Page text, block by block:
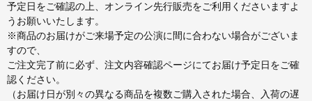
予定日をご確認の上、オンライン先行販売をご利用くださいますよ
うお願いいたします。
※商品のお届けがご来場予定の公演に間に合わない場合がございま
すので、
ご注文完了前に必ず、注文内容確認ページにてお届け予定日をご確
認ください。
（お届け日が別々の異なる商品を複数ご購入された場合、入荷の遅